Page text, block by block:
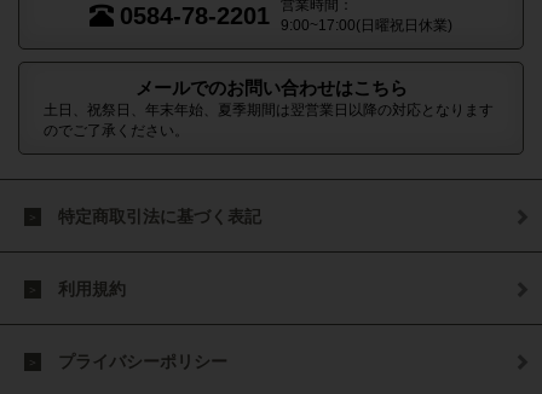
0584-78-2201
営業時間：
9:00~17:00(日曜祝日休業)
メールでのお問い合わせはこちら
土日、祝祭日、年末年始、夏季期間は翌営業日以降の対応となります
のでご了承ください。
特定商取引法に基づく表記
利用規約
プライバシーポリシー